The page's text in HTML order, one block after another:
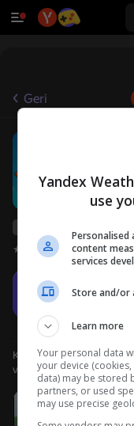
Oyun
Geri
3,6 Oyuncu
Kullanıcı adı ile giriş
ve tüm başarılarınızı
Yandex
use
Personalised
content
services
Store and/or
Learn more
Your personal data
your device
data) may be stored
partners, or used
may use precise